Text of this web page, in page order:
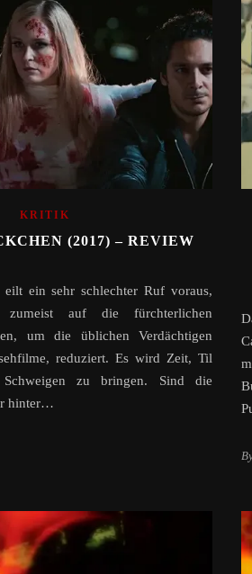
KRITIK
(2017) – REVIEW
ein sehr schlechter Ruf voraus,
auf die fürchterlichen
um die üblichen Verdächtigen
reduziert. Es wird Zeit, Til
zu bringen. Sind die
hinter…